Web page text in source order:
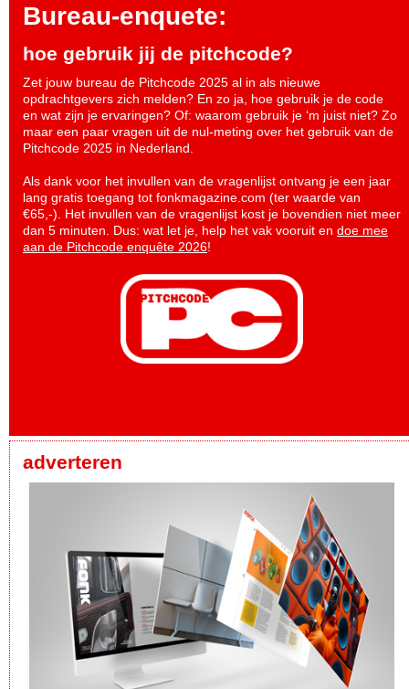
Bureau-enquete:
hoe gebruik jij de pitchcode?
Zet jouw bureau de Pitchcode 2025 al in als nieuwe
opdrachtgevers zich melden? En zo ja, hoe gebruik je de code
en wat zijn je ervaringen? Of: waarom gebruik je ‘m juist niet? Zo
maar een paar vragen uit de nul-meting over het gebruik van de
Pitchcode 2025 in Nederland.
Als dank voor het invullen van de vragenlijst ontvang je een jaar
lang gratis toegang tot fonkmagazine.com (ter waarde van
€65,-). Het invullen van de vragenlijst kost je bovendien niet meer
dan 5 minuten. Dus: wat let je, help het vak vooruit en doe mee
aan de Pitchcode enquête 2026!
adverteren